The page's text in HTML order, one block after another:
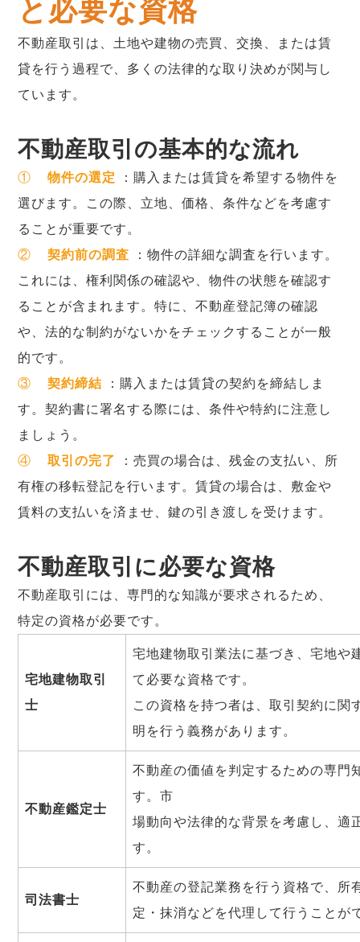
と必要な資格
不動産取引は、土地や建物の売買、交換、または賃
貸を行う過程で、多くの法律的な取り決めが関与し
ています。
不動産取引の基本的な流れ
①物件の選定
：購入または賃貸を希望する物件を
選びます。この際、立地、価格、条件などを考慮す
ることが重要です。
②契約前の調査 ：物件の詳細な調査を行います。
これには、権利関係の確認や、物件の状態を確認す
ることが含まれます。特に、不動産登記簿の確認
や、法的な制約がないかをチェックすることが一般
的です。
③契約締結
：購入または賃貸の契約を締結しま
す。契約書に署名する際には、条件や特約に注意し
ましょう。
④取引の完了
：売買の場合は、残金の支払い、所
有権の移転登記を行います。賃貸の場合は、敷金や
賃料の支払いを済ませ、鍵の引き渡しを受けます。
不動産取引に必要な資格
不動産取引には、専門的な知識が要求されるため、
特定の資格が必要です。
宅地建物取引
士
宅地建物取引業法に基づき、宅地や
て必要な資格です。
この資格を持つ者は、取引契約に関
明を行う義務があります。
不動産鑑定士
不動産の価値を判定するための専門
す。市
場動向や法律的な背景を考慮し、適
す。
司法書士
不動産の登記業務を行う資格で、所
定・抹消などを代理して行うことが